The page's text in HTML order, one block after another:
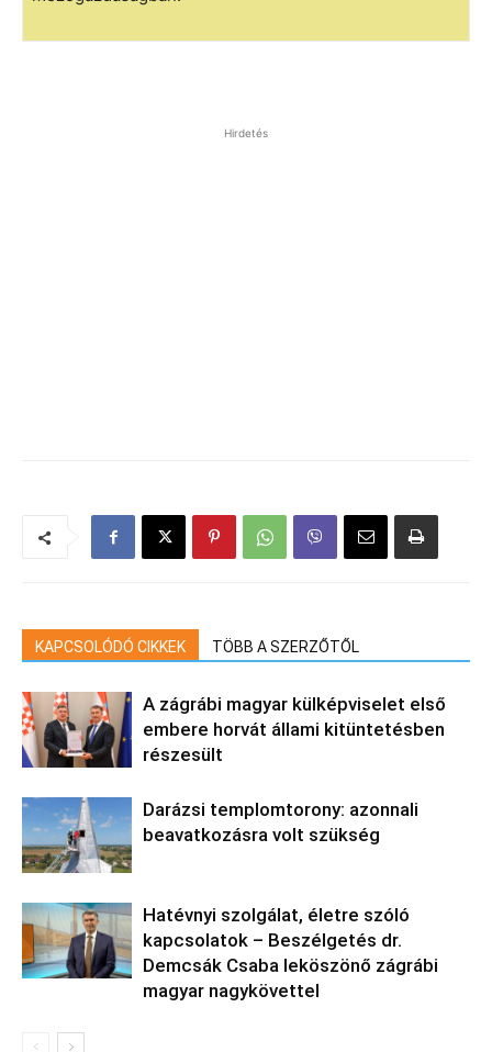
Hirdetés
KAPCSOLÓDÓ CIKKEK TÖBB A SZERZŐTŐL
A zágrábi magyar külképviselet első
embere horvát állami kitüntetésben
részesült
Darázsi templomtorony: azonnali
beavatkozásra volt szükség
Hatévnyi szolgálat, életre szóló
kapcsolatok – Beszélgetés dr.
Demcsák Csaba leköszönő zágrábi
magyar nagykövettel